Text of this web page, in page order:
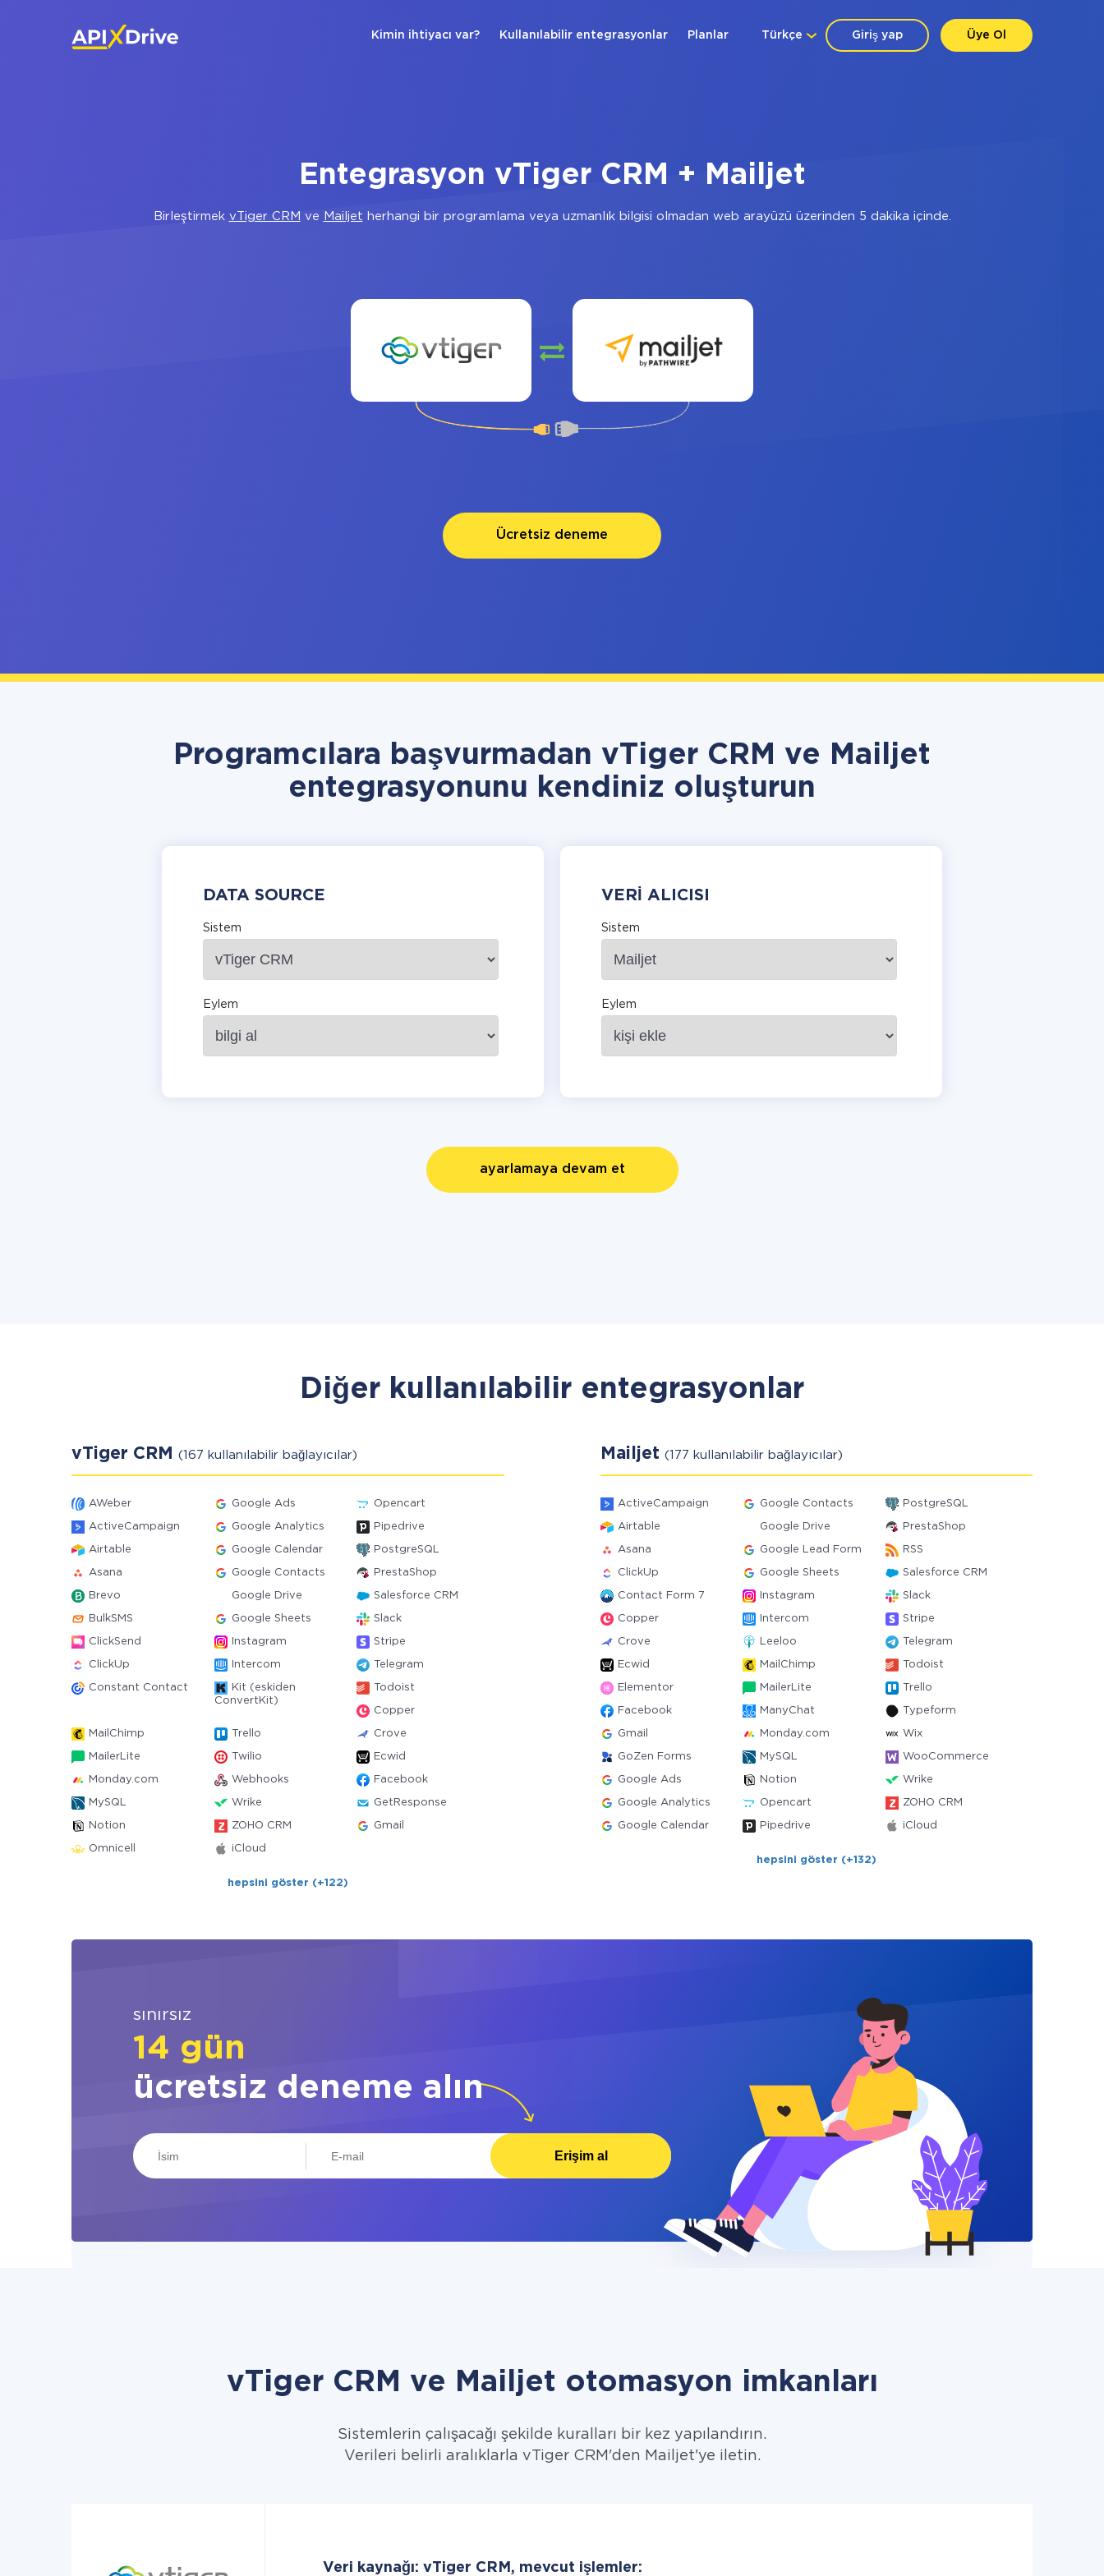
Giriş yap Üye Ol
Türkçe
Kimin ihtiyacı var? Kullanılabilir entegrasyonlar Planlar
Entegrasyon vTiger CRM + Mailjet
Birleştirmek vTiger CRM ve Mailjet herhangi bir programlama veya uzmanlık bilgisi olmadan web arayüzü üzerinden 5 dakika içinde.
Ücretsiz deneme
Programcılara başvurmadan vTiger CRM ve Mailjet
entegrasyonunu kendiniz oluşturun
DATA SOURCE
Sistem
Eylem
VERI ALICISI
Sistem
Eylem
ayarlamaya devam et
Diğer kullanılabilir entegrasyonlar
vTiger CRM (167 kullanılabilir bağlayıcılar)
AWeber Google Ads Opencart
ActiveCampaign Google Analytics Pipedrive
Airtable Google Calendar PostgreSQL
Asana Google Contacts PrestaShop
Brevo Google Drive Salesforce CRM
BulkSMS Google Sheets Slack
ClickSend Instagram Stripe
ClickUp Intercom Telegram
Constant Contact
Kit (eskiden
ConvertKit)
Todoist
Copper
MailChimp Trello Crove
MailerLite Twilio Ecwid
Monday.com Webhooks Facebook
MySQL Wrike GetResponse
Notion ZOHO CRM Gmail
Omnicell iCloud
hepsini göster (+122)
Mailjet (177 kullanılabilir bağlayıcılar)
ActiveCampaign Google Contacts PostgreSQL
Airtable Google Drive PrestaShop
Asana Google Lead Form RSS
ClickUp Google Sheets Salesforce CRM
Contact Form 7 Instagram Slack
Copper Intercom Stripe
Crove Leeloo Telegram
Ecwid MailChimp Todoist
Elementor MailerLite Trello
Facebook ManyChat Typeform
Gmail Monday.com Wix
GoZen Forms MySQL WooCommerce
Google Ads Notion Wrike
Google Analytics Opencart ZOHO CRM
Google Calendar Pipedrive iCloud
hepsini göster (+132)
sınırsız
14 gün
ücretsiz deneme alın
Erişim al
vTiger CRM ve Mailjet otomasyon imkanları
Sistemlerin çalışacağı şekilde kuralları bir kez yapılandırın.
Verileri belirli aralıklarla vTiger CRM'den Mailjet'ye iletin.
Veri kaynağı: vTiger CRM, mevcut işlemler: